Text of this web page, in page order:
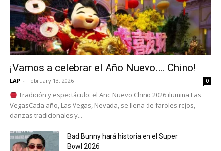
¡Vamos a celebrar el Año Nuevo…. Chino!
LAP - February 13, 2026 0
Tradición y espectáculo: el Año Nuevo Chino 2026 ilumina Las
VegasCada año, Las Vegas, Nevada, se llena de faroles rojos,
danzas tradicionales y...
Bad Bunny hará historia en el Super
Bowl 2026